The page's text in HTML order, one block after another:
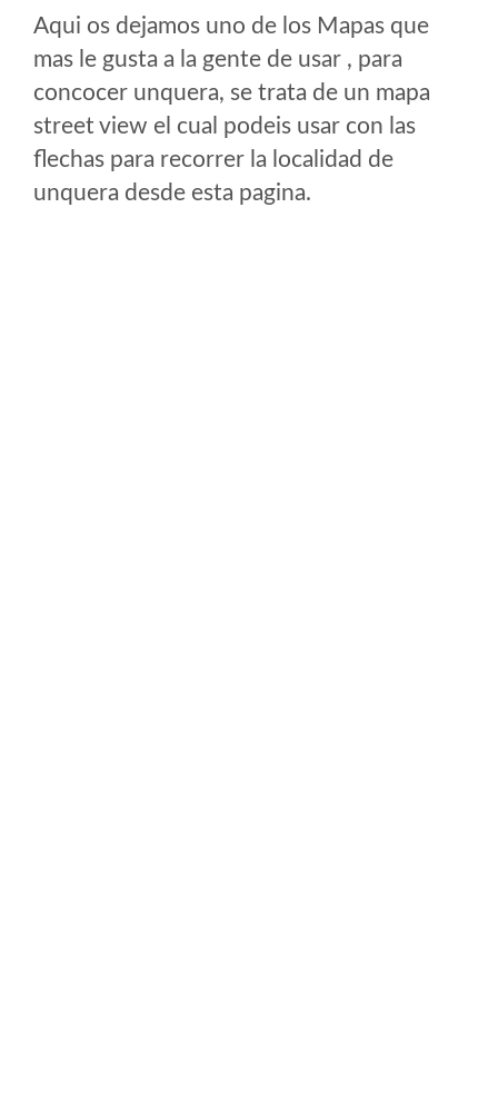
Aqui os dejamos uno de los Mapas que
mas le gusta a la gente de usar , para
concocer unquera, se trata de un mapa
street view el cual podeis usar con las
flechas para recorrer la localidad de
unquera desde esta pagina.